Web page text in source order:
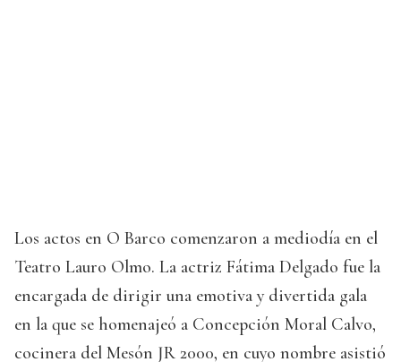
Los actos en O Barco comenzaron a mediodía en el
Teatro Lauro Olmo. La actriz Fátima Delgado fue la
encargada de dirigir una emotiva y divertida gala
en la que se homenajeó a Concepción Moral Calvo,
cocinera del Mesón JR 2000, en cuyo nombre asistió